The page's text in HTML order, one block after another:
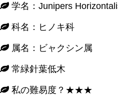
学名：Junipers
科名：ヒノキ科
属名：ビャクシン属
常緑針葉低木
私の難易度？★★★